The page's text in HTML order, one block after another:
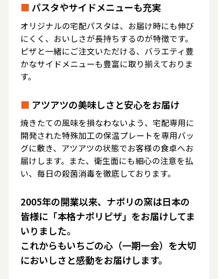
■ パスタやサイドメニューも充実
オリジナルの宅配パスタは、お届け時にも伸び
にくく、おいしさが長持ちするのが特徴です。
ピザと一緒にご注文いただける、バラエティ豊
かなサイドメニューも豊富に取り揃えておりま
す。
■ アツアツの美味しさと安心をお届け
焼きたての風味を損なわないよう、宅配専用に
開発された特殊加工の保温プレートを専用バッ
グに敷き、アツアツの状態でお客様の食卓へお
届けします。また、衛生面にも細心の注意を払
い、毎日の殺菌消毒を徹底しております。
2005年の開業以来、ナポリの窯は日本の
皆様に「本格ナポリピザ」をお届けしてま
いりました。
これからもいちごの心（一期一会）を大切
においしさと感動をお届けします。